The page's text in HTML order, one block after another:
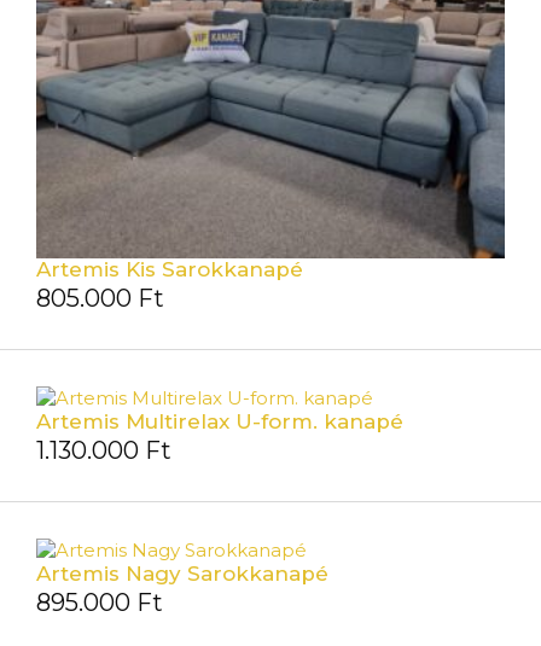
Artemis Kis Sarokkanapé
805.000 Ft
Artemis Multirelax U-form. kanapé
1.130.000 Ft
Artemis Nagy Sarokkanapé
895.000 Ft